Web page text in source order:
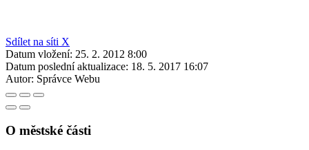
Sdílet na síti X
Datum vložení: 25. 2. 2012 8:00
Datum poslední aktualizace: 18. 5. 2017 16:07
Autor: Správce Webu
O městské části